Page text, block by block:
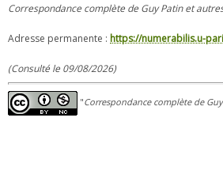
Correspondance complète de Guy Patin et
Adresse permanente : https://numerabilis.u-
(Consulté le 09/08/2026)
"Correspondance complète de